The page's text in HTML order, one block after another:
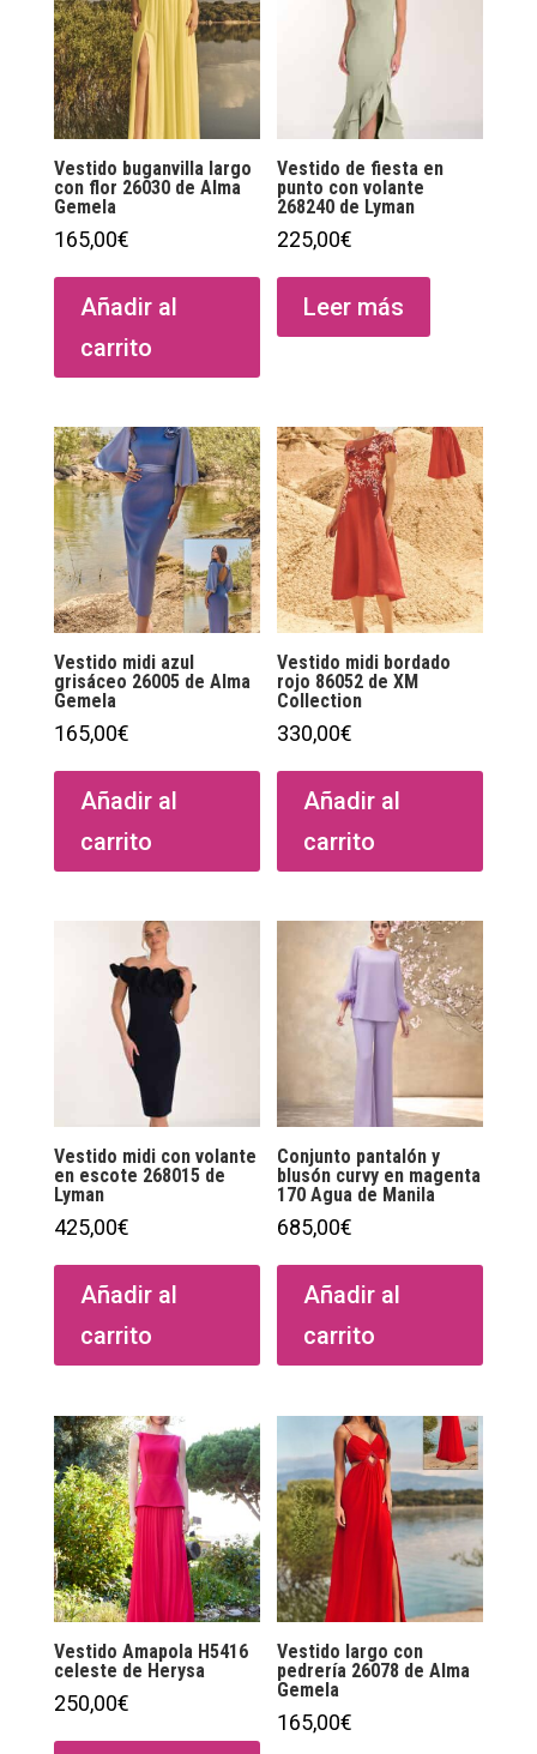
Vestido buganvilla largo
con flor 26030 de Alma
Gemela
165,00€
Añadir al
carrito
Vestido de fiesta en
punto con volante
268240 de Lyman
225,00€
Leer más
Vestido midi azul
grisáceo 26005 de Alma
Gemela
165,00€
Añadir al
carrito
Vestido midi bordado
rojo 86052 de XM
Collection
330,00€
Añadir al
carrito
Vestido midi con volante
en escote 268015 de
Lyman
425,00€
Añadir al
carrito
Conjunto pantalón y
blusón curvy en magenta
170 Agua de Manila
685,00€
Añadir al
carrito
Vestido Amapola H5416
celeste de Herysa
250,00€
Vestido largo con
pedrería 26078 de Alma
Gemela
165,00€